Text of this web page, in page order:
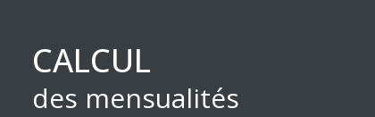
CALCUL
des mensualités